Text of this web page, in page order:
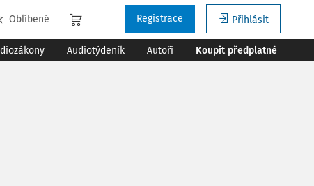
Oblíbené Přihlásit
Registrace
Audiotýdeník Autoři Koupit předplatné